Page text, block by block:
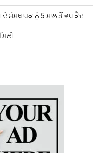
ਸੰਸਥਾਪਕ ਨੂੰ 5 ਸਾਲ ਤੋਂ ਵਧ ਕੈਦ